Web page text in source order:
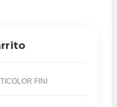
FINI